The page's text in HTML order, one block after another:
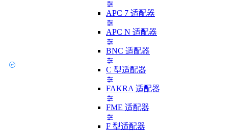
APC 7 适配器
APC N 适配器
BNC 适配器
C 型适配器
FAKRA 适配器
FME 适配器
F 型适配器